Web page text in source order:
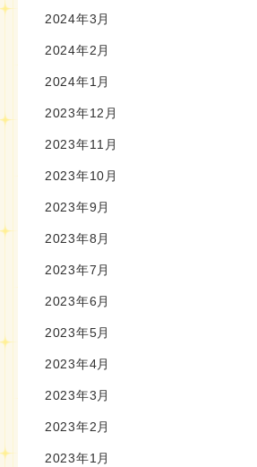
2024年3月
2024年2月
2024年1月
2023年12月
2023年11月
2023年10月
2023年9月
2023年8月
2023年7月
2023年6月
2023年5月
2023年4月
2023年3月
2023年2月
2023年1月